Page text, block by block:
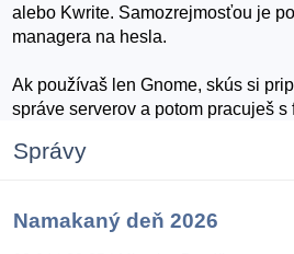
alebo Kwrite. Samozrejmosťou je
managera na hesla.
Ak používaš len Gnome, skús si
správe serverov a potom pracuješ s
Správy
Namakaný deň 2026